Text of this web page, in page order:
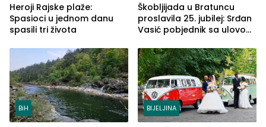
Heroji Rajske plaže:
Spasioci u jednom danu
spasili tri života
Škobljijada u Bratuncu
proslavila 25. jubilej: Srđan
Vasić pobjednik sa ulovom
BiH BIJELJINA